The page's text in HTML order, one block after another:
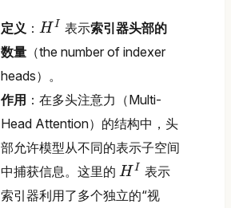
定义 ： H I
HI
表示索引器头部的
数量 （the number of indexer
heads）。
作用 ：在多头注意力（Multi-
Head Attention）的结构中，头
部允许模型从不同的表示子空间
中捕获信息。这里的 H I
HI
表示
索引器利用了多个独立的“视